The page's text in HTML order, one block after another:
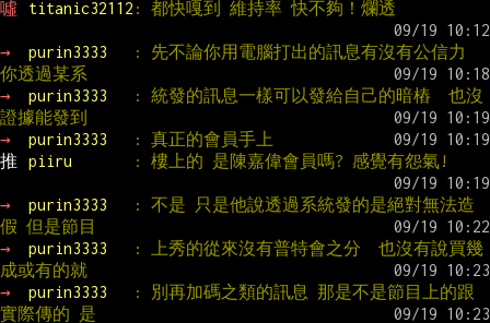
噓 titanic32112 : 都快嘎到 維持率 快不夠！爛透
→ purin3333
: 先不論你用電腦打出的訊息有沒有公信力
你透過某系
→
purin3333
: 統發的訊息一樣可以發給自己的暗樁  也沒
證據能發到
→
purin3333
: 真正的會員手上
推
piiru : 樓上的 是陳嘉偉會員嗎? 感覺有怨氣!
→ purin3333
: 不是 只是他說透過系統發的是絕對無法造
假 但是節目
→
purin3333
: 上秀的從來沒有普特會之分  也沒有說買幾
成或有的就
→
purin3333
: 別再加碼之類的訊息 那是不是節目上的跟
實際傳的 是